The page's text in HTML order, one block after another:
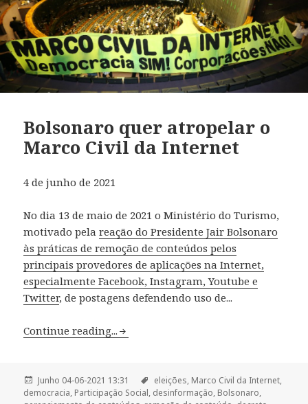
Bolsonaro quer atropelar o
Marco Civil da Internet
4 de junho de 2021
No dia 13 de maio de 2021 o Ministério do Turismo,
motivado pelareação do Presidente Jair Bolsonaro
às práticas de remoção de conteúdos pelos
principais provedores de aplicações na Internet,
especialmente Facebook, Instagram, Youtube e
Twitter, de postagens defendendo uso de...
Continue reading...
Junho 04-06-2021 13:31 eleições, Marco Civil da Internet,
democracia, Participação Social, desinformação, Bolsonaro,